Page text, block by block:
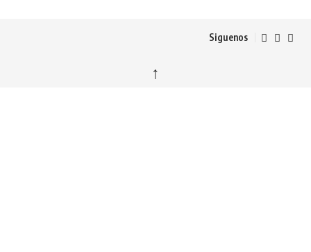
Siguenos
↑